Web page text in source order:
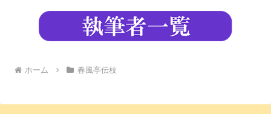
ホーム 春風亭伝枝